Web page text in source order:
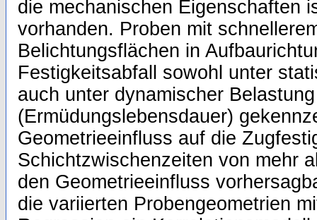
die mechanischen Eigenschaften
vorhanden. Proben mit
Belichtungsflächen in
Festigkeitsabfall sowohl unter
auch unter dynamischer Belastung
(Ermüdungslebensdauer)
Geometrieeinfluss auf die
Schichtzwischenzeiten von mehr
den Geometrieeinfluss
die variierten Probengeometrien